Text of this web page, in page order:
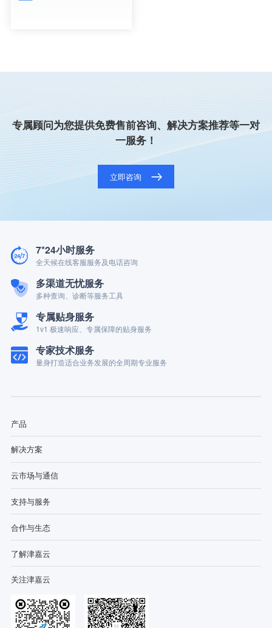
专属顾问为您提供免费售前咨询、解决方案推荐等一对
一服务！
立即咨询
7*24小时服务
全天候在线客服服务及电话咨询
多渠道无忧服务
多种查询、诊断等服务工具
专属贴身服务
1v1 极速响应、专属保障的贴身服务
专家技术服务
量身打造适合业务发展的全周期专业服务
产品
解决方案
云市场与通信
支持与服务
合作与生态
了解津嘉云
关注津嘉云